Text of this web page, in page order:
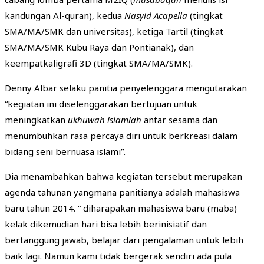
kandungan Al-quran), kedua Nasyid Acapella (tingkat
SMA/MA/SMK dan universitas), ketiga Tartil (tingkat
SMA/MA/SMK Kubu Raya dan Pontianak), dan
keempatkaligrafi 3D (tingkat SMA/MA/SMK).
Denny Albar selaku panitia penyelenggara mengutarakan
“kegiatan ini diselenggarakan bertujuan untuk
meningkatkan ukhuwah islamiah antar sesama dan
menumbuhkan rasa percaya diri untuk berkreasi dalam
bidang seni bernuasa islami”.
Dia menambahkan bahwa kegiatan tersebut merupakan
agenda tahunan yangmana panitianya adalah mahasiswa
baru tahun 2014. “ diharapakan mahasiswa baru (maba)
kelak dikemudian hari bisa lebih berinisiatif dan
bertanggung jawab, belajar dari pengalaman untuk lebih
baik lagi. Namun kami tidak bergerak sendiri ada pula